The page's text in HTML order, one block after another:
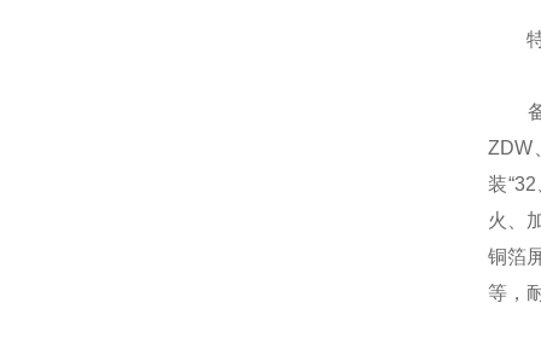
特
备
ZDW
装
火、
铜箔
等，